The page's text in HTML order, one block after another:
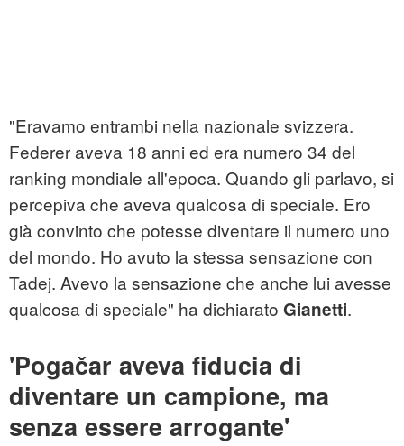
"Eravamo entrambi nella nazionale svizzera.
Federer aveva 18 anni ed era numero 34 del
ranking mondiale all'epoca. Quando gli parlavo, si
percepiva che aveva qualcosa di speciale. Ero
già convinto che potesse diventare il numero uno
del mondo. Ho avuto la stessa sensazione con
Tadej. Avevo la sensazione che anche lui avesse
qualcosa di speciale" ha dichiarato Gianetti.
'Pogačar aveva fiducia di
diventare un campione, ma
senza essere arrogante'